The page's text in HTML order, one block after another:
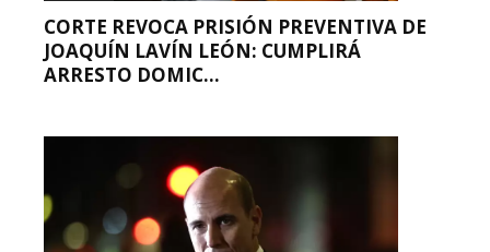
CORTE REVOCA PRISIÓN PREVENTIVA DE
JOAQUÍN LAVÍN LEÓN: CUMPLIRÁ
ARRESTO DOMIC...